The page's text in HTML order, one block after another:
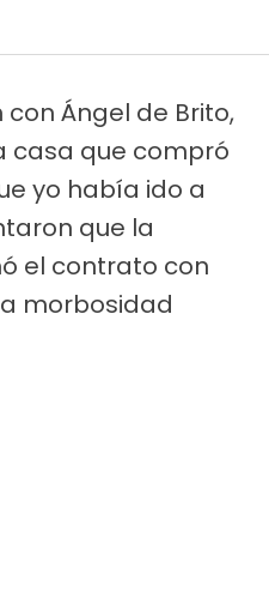
Ángel de Brito,
casa que compró
yo había ido a
que la
el contrato con
morbosidad